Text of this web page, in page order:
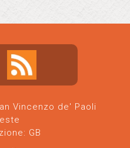
Vincenzo de' Paoli
GB